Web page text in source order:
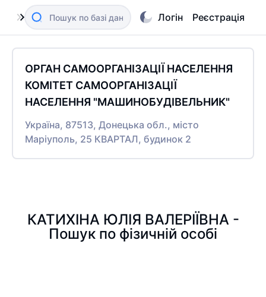
Логін Реєстрація
ОРГАН САМООРГАНІЗАЦІЇ НАСЕЛЕННЯ
КОМІТЕТ САМООРГАНІЗАЦІЇ
НАСЕЛЕННЯ "МАШИНОБУДІВЕЛЬНИК"
Україна, 87513, Донецька обл., місто
Маріуполь, 25 КВАРТАЛ, будинок 2
КАТИХІНА ЮЛІЯ ВАЛЕРІЇВНА -
Пошук по фізичній особі